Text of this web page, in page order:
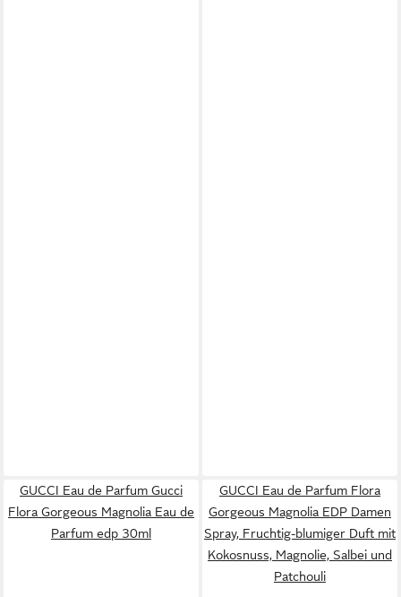
GUCCI Eau de Parfum Gucci
Flora Gorgeous Magnolia Eau de
Parfum edp 30ml
GUCCI Eau de Parfum Flora
Gorgeous Magnolia EDP Damen
Spray, Fruchtig-blumiger Duft mit
Kokosnuss, Magnolie, Salbei und
Patchouli